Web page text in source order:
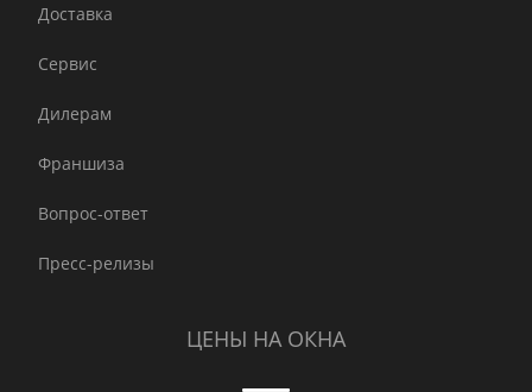
Доставка
Сервис
Дилерам
Франшиза
Вопрос-ответ
Пресс-релизы
ЦЕНЫ НА ОКНА